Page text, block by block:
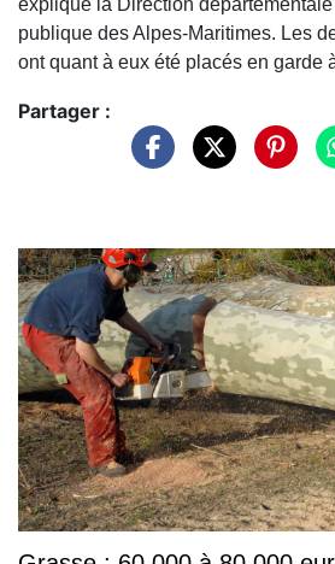
explique la Direction
publique des Alpes-Maritimes. Les
ont quant à eux été placés en garde
Partager :